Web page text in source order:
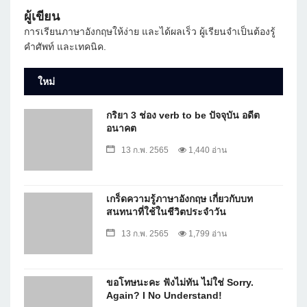
ผู้เขียน
การเรียนภาษาอังกฤษให้ง่าย และได้ผลเร็ว ผู้เรียนจำเป็นต้องรู้
คำศัพท์ และเทคนิค.
ใหม่
กริยา 3 ช่อง verb to be ปัจจุบัน อดีต
อนาคต
13 ก.พ. 2565 1,440 อ่าน
เกร็ดความรู้ภาษาอังกฤษ เกี่ยวกับบท
สนทนาที่ใช้ในชีวิตประจำวัน
13 ก.พ. 2565 1,799 อ่าน
ขอโทษนะคะ ฟังไม่ทัน ไม่ใช่ Sorry.
Again? I No Understand!